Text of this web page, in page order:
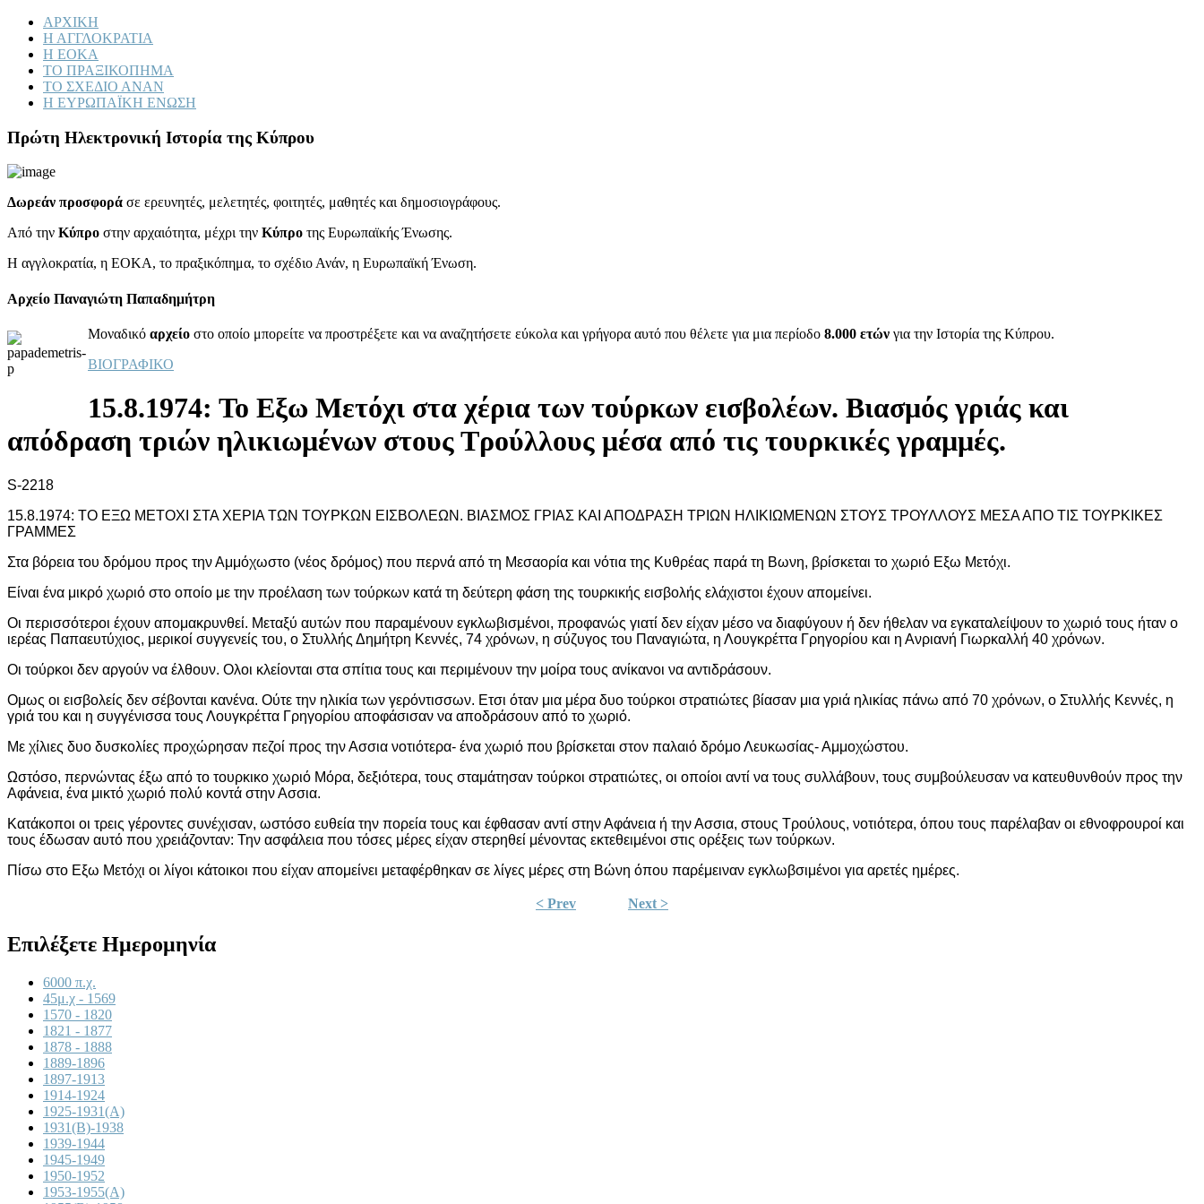
ΑΡΧΙΚΗ
Η ΑΓΓΛΟΚΡΑΤΙΑ
Η ΕΟΚΑ
ΤΟ ΠΡΑΞΙΚΟΠΗΜΑ
ΤΟ ΣΧΕΔΙΟ ΑΝΑΝ
Η ΕΥΡΩΠΑΪΚΗ ΕΝΩΣΗ
Πρώτη Ηλεκτρονική Ιστορία της Κύπρου
Δωρεάν προσφορά σε ερευνητές, μελετητές, φοιτητές, μαθητές και δημοσιογράφους.
Από την Κύπρο στην αρχαιότητα, μέχρι την Κύπρο της Ευρωπαϊκής Ένωσης.
Η αγγλοκρατία, η ΕΟΚΑ, το πραξικόπημα, το σχέδιο Ανάν, η Ευρωπαϊκή Ένωση.
Αρχείο Παναγιώτη Παπαδημήτρη
Μοναδικό αρχείο στο οποίο μπορείτε να προστρέξετε και να αναζητήσετε εύκολα και γρήγορα αυτό που θέλετε για μια περίοδο 8.000 ετών για την Ιστορία της Κύπρου.
ΒΙΟΓΡΑΦΙΚΟ
15.8.1974: Το Εξω Μετόχι στα χέρια των τούρκων εισβολέων. Βιασμός γριάς και
απόδραση τριών ηλικιωμένων στους Τρούλλους μέσα από τις τουρκικές γραμμές.
S-2218
15.8.1974: ΤΟ ΕΞΩ ΜΕΤΟΧΙ ΣΤΑ ΧΕΡΙΑ ΤΩΝ ΤΟΥΡΚΩΝ ΕΙΣΒΟΛΕΩΝ. ΒΙΑΣΜΟΣ ΓΡΙΑΣ ΚΑΙ ΑΠΟΔΡΑΣΗ ΤΡΙΩΝ ΗΛΙΚΙΩΜΕΝΩΝ ΣΤΟΥΣ ΤΡΟΥΛΛΟΥΣ ΜΕΣΑ ΑΠΟ ΤΙΣ ΤΟΥΡΚΙΚΕΣ
ΓΡΑΜΜΕΣ
Στα βόρεια του δρόμου προς την Αμμόχωστο (νέος δρόμος) που περνά από τη Μεσαορία και νότια της Κυθρέας παρά τη Βωνη, βρίσκεται το χωριό Εξω Μετόχι.
Είναι ένα μικρό χωριό στο οποίο με την προέλαση των τούρκων κατά τη δεύτερη φάση της τουρκικής εισβολής ελάχιστοι έχουν απομείνει.
Οι περισσότεροι έχουν απομακρυνθεί. Μεταξύ αυτών που παραμένουν εγκλωβισμένοι, προφανώς γιατί δεν είχαν μέσο να διαφύγουν ή δεν ήθελαν να εγκαταλείψουν το χωριό τους ήταν ο
ιερέας Παπαευτύχιος, μερικοί συγγενείς του, ο Στυλλής Δημήτρη Κεννές, 74 χρόνων, η σύζυγος του Παναγιώτα, η Λουγκρέττα Γρηγορίου και η Ανριανή Γιωρκαλλή 40 χρόνων.
Οι τούρκοι δεν αργούν να έλθουν. Ολοι κλείονται στα σπίτια τους και περιμένουν την μοίρα τους ανίκανοι να αντιδράσουν.
Ομως οι εισβολείς δεν σέβονται κανένα. Ούτε την ηλικία των γερόντισσων. Ετσι όταν μια μέρα δυο τούρκοι στρατιώτες βίασαν μια γριά ηλικίας πάνω από 70 χρόνων, ο Στυλλής Κεννές, η
γριά του και η συγγένισσα τους Λουγκρέττα Γρηγορίου αποφάσισαν να αποδράσουν από το χωριό.
Με χίλιες δυο δυσκολίες προχώρησαν πεζοί προς την Ασσια νοτιότερα- ένα χωριό που βρίσκεται στον παλαιό δρόμο Λευκωσίας- Αμμοχώστου.
Ωστόσο, περνώντας έξω από το τουρκικο χωριό Μόρα, δεξιότερα, τους σταμάτησαν τούρκοι στρατιώτες, οι οποίοι αντί να τους συλλάβουν, τους συμβούλευσαν να κατευθυνθούν προς την
Αφάνεια, ένα μικτό χωριό πολύ κοντά στην Ασσια.
Κατάκοποι οι τρεις γέροντες συνέχισαν, ωστόσο ευθεία την πορεία τους και έφθασαν αντί στην Αφάνεια ή την Ασσια, στους Τρούλους, νοτιότερα, όπου τους παρέλαβαν οι εθνοφρουροί και
τους έδωσαν αυτό που χρειάζονταν: Την ασφάλεια που τόσες μέρες είχαν στερηθεί μένοντας εκτεθειμένοι στις ορέξεις των τούρκων.
Πίσω στο Εξω Μετόχι οι λίγοι κάτοικοι που είχαν απομείνει μεταφέρθηκαν σε λίγες μέρες στη Βώνη όπου παρέμειναν εγκλωβσιμένοι για αρετές ημέρες.
< Prev Next >
Επιλέξετε Ημερομηνία
6000 π.χ.
45μ.χ - 1569
1570 - 1820
1821 - 1877
1878 - 1888
1889-1896
1897-1913
1914-1924
1925-1931(A)
1931(B)-1938
1939-1944
1945-1949
1950-1952
1953-1955(A)